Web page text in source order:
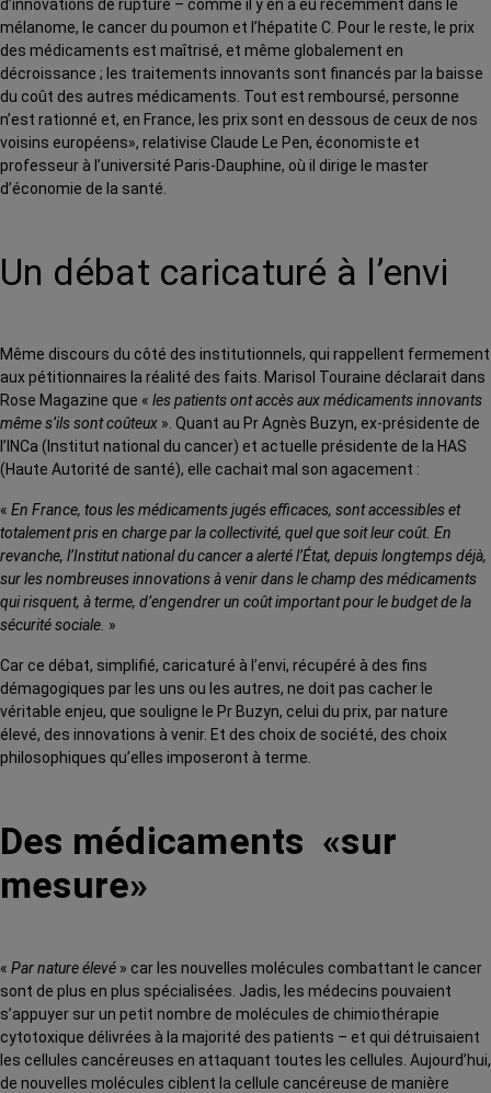
d’innovations de rupture – comme il y en a eu récemment dans le
mélanome, le cancer du poumon et l’hépatite C. Pour le reste, le prix
des médicaments est maîtrisé, et même globalement en
décroissance ; les traitements innovants sont financés par la baisse
du coût des autres médicaments. Tout est remboursé, personne
n’est rationné et, en France, les prix sont en dessous de ceux de nos
voisins européens», relativise Claude Le Pen, économiste et
professeur à l’université Paris-Dauphine, où il dirige le master
d’économie de la santé.
Un débat caricaturé à l’envi
Même discours du côté des institutionnels, qui rappellent fermement
aux pétitionnaires la réalité des faits. Marisol Touraine déclarait dans
Rose Magazine que « les patients ont accès aux médicaments innovants
même s’ils sont coûteux ». Quant au Pr Agnès Buzyn, ex-présidente de
l’INCa (Institut national du cancer) et actuelle présidente de la HAS
(Haute Autorité de santé), elle cachait mal son agacement :
« En France, tous les médicaments jugés efficaces, sont accessibles et
totalement pris en charge par la collectivité, quel que soit leur coût. En
revanche, l’Institut national du cancer a alerté l’État, depuis longtemps déjà,
sur les nombreuses innovations à venir dans le champ des médicaments
qui risquent, à terme, d’engendrer un coût important pour le budget de la
sécurité sociale. »
Car ce débat, simplifié, caricaturé à l’envi, récupéré à des fins
démagogiques par les uns ou les autres, ne doit pas cacher le
véritable enjeu, que souligne le Pr Buzyn, celui du prix, par nature
élevé, des innovations à venir. Et des choix de société, des choix
philosophiques qu’elles imposeront à terme.
Des médicaments «sur
mesure»
« Par nature élevé » car les nouvelles molécules combattant le cancer
sont de plus en plus spécialisées. Jadis, les médecins pouvaient
s’appuyer sur un petit nombre de molécules de chimiothérapie
cytotoxique délivrées à la majorité des patients – et qui détruisaient
les cellules cancéreuses en attaquant toutes les cellules. Aujourd’hui,
de nouvelles molécules ciblent la cellule cancéreuse de manière